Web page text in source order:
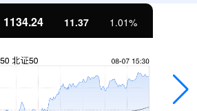
1134.24 11.37 1.01%